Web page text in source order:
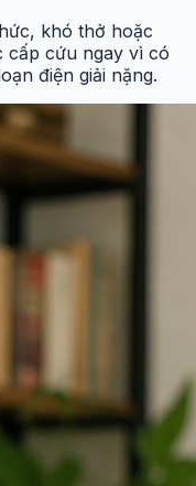
khó thở hoặc
cấp cứu ngay vì có
điện giải nặng.